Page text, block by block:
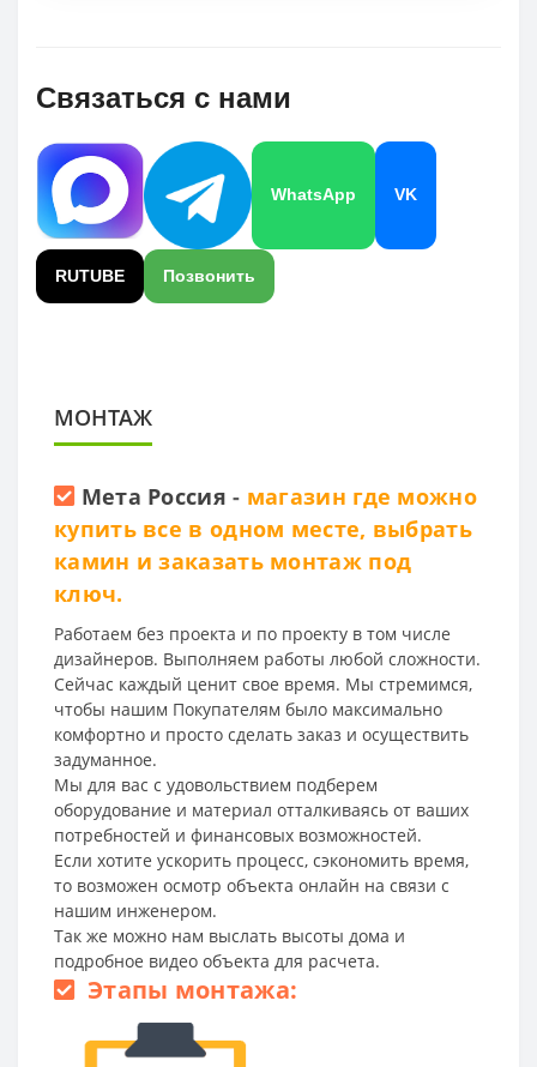
Связаться с нами
WhatsApp VK
RUTUBE Позвонить
МОНТАЖ
Мета Россия - магазин где можно
купить все в одном месте, выбрать
камин и заказать монтаж под
ключ.
Работаем без проекта и по проекту в том числе
дизайнеров. Выполняем работы любой сложности.
Сейчас каждый ценит свое время. Мы стремимся,
чтобы нашим Покупателям было максимально
комфортно и просто сделать заказ и осуществить
задуманное.
Мы для вас с удовольствием подберем
оборудование и материал отталкиваясь от ваших
потребностей и финансовых возможностей.
Если хотите ускорить процесс, сэкономить время,
то возможен осмотр объекта онлайн на связи с
нашим инженером.
Так же можно нам выслать высоты дома и
подробное видео объекта для расчета.
Этапы монтажа: